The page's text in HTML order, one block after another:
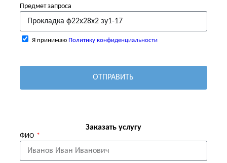
Предмет запроса
Я принимаю Политику конфиденциальности
ОТПРАВИТЬ
Заказать услугу
ФИО